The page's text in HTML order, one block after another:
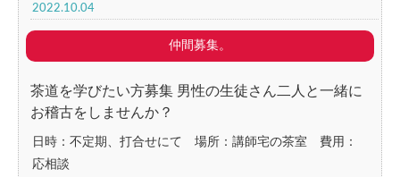
2022.10.04
仲間募集。
茶道を学びたい方募集 男性の生徒さん二人と一緒に
お稽古をしませんか？
日時：不定期、打合せにて 場所：講師宅の茶室 費用：
応相談